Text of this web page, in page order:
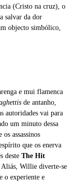
(Cristo na cruz), o
salvar da dor
objecto simbólico,
e mui flamenca
de antanho,
autoridades vai para
um minuto dessa
assassinos
que os enerva
deste The Hit
Aliás, Willie diverte-se
o experiente e